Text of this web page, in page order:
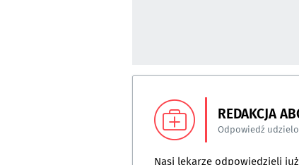
REDAKCJA
Odpowiedź
Nasi lekarze odpowiedzieli